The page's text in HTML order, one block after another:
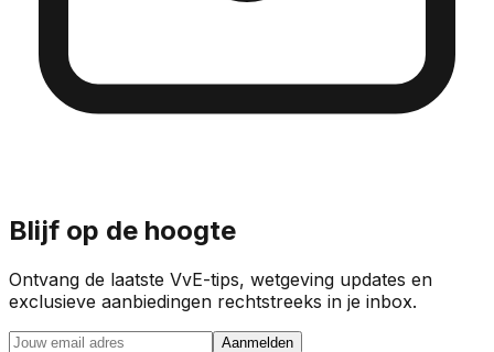
Blijf op de hoogte
Ontvang de laatste VvE-tips, wetgeving updates en
exclusieve aanbiedingen rechtstreeks in je inbox.
Aanmelden